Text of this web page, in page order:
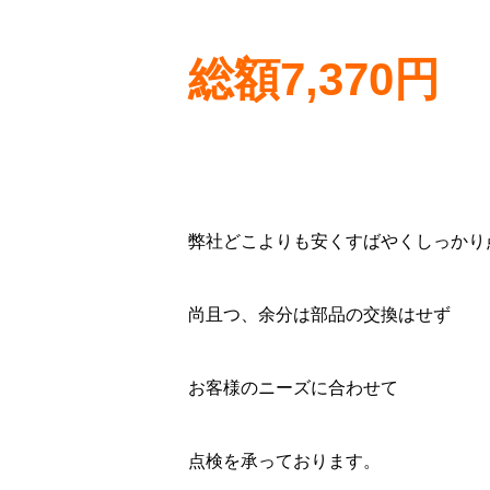
総額7,370円
弊社どこよりも安くすばやくしっかり
尚且つ、余分は部品の交換はせず
お客様のニーズに合わせて
点検を承っております。